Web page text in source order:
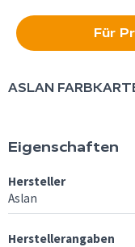
Für
ASLAN
Eigenschaften
Hersteller
Aslan
Herstellerangaben